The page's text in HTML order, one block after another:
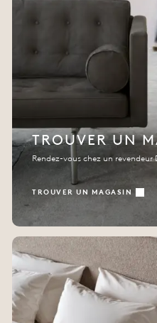
TROUVER UN
Rendez-vous chez un revendeur
TROUVER UN MAGASIN